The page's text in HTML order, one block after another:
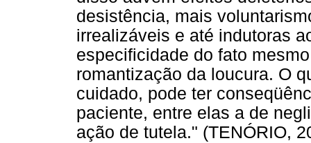
desistência, mais
irrealizáveis e até indutoras
especificidade do fato
romantização da loucura. O
cuidado, pode ter
paciente, entre elas a de
ação de tutela." (TENÓRIO,